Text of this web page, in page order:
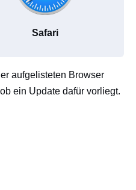
Safari
aufgelisteten Browser
ein Update dafür vorliegt.